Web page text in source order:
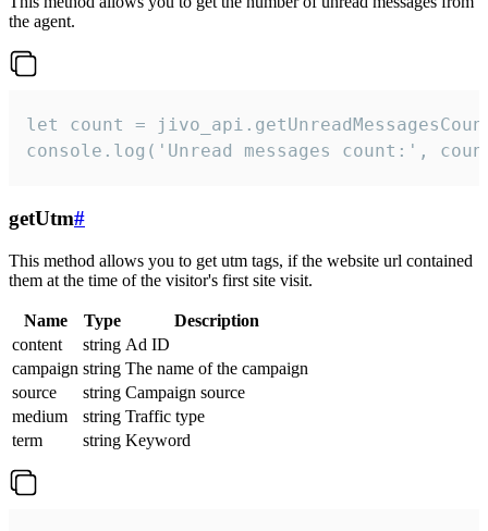
the agent.
let count =
console.log('Unread messages count:',
getUtm#
This method allows you to get utm tags, if the website url contained
them at the time of the visitor's first site visit.
Name Type
Description
content
string Ad ID
campaign string The name of the campaign
source
string Campaign source
medium
string Traffic type
term
string Keyword